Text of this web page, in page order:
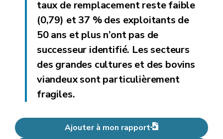
taux de remplacement reste faible
(0,79) et 37 % des exploitants de
50 ans et plus n’ont pas de
successeur identifié. Les secteurs
des grandes cultures et des bovins
viandeux sont particulièrement
fragiles.
Ajouter à mon rapport